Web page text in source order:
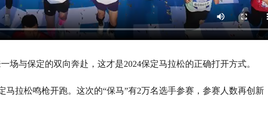
与保定的双向奔赴，这才是2024保定马拉松的正确打开方式。
拉松鸣枪开跑。这次的“保马”有2万名选手参赛，参赛人数再创新